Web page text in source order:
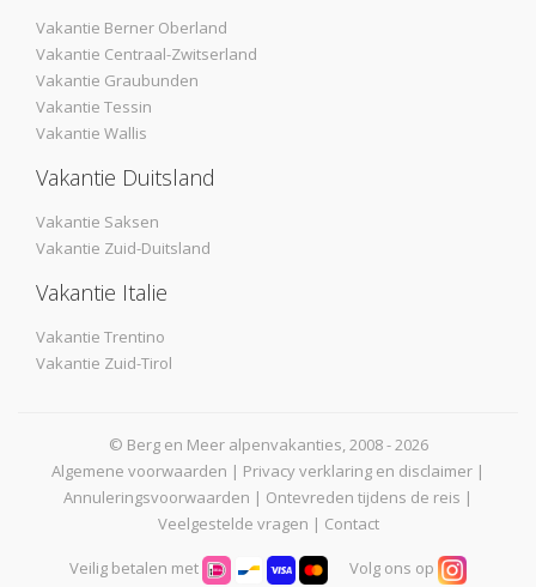
Vakantie Berner Oberland
Vakantie Centraal-Zwitserland
Vakantie Graubunden
Vakantie Tessin
Vakantie Wallis
Vakantie Duitsland
Vakantie Saksen
Vakantie Zuid-Duitsland
Vakantie Italie
Vakantie Trentino
Vakantie Zuid-Tirol
© Berg en Meer alpenvakanties, 2008 - 2026
Algemene voorwaarden | Privacy verklaring en disclaimer |
Annuleringsvoorwaarden | Ontevreden tijdens de reis |
Veelgestelde vragen | Contact
Veilig betalen met Volg ons op